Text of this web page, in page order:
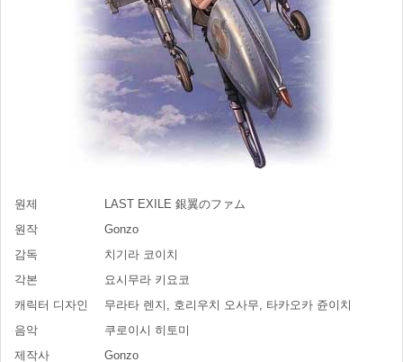
원제
LAST EXILE 銀翼のファム
원작
Gonzo
감독
치기라 코이치
각본
요시무라 키요코
캐릭터 디자인
무라타 렌지, 호리우치 오사무, 타카오카 쥰이치
음악
쿠로이시 히토미
제작사
Gonzo